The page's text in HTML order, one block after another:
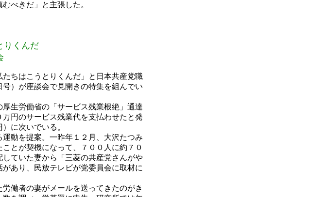
べきだ」と主張した。
りくんだ
ちはこうとりくんだ」と日本共産党職
）が座談会で見開きの特集を組んでい
生労働省の「サービス残業根絶」通達
円のサービス残業代を支払わせたと発
に次いでいる。
動を提案。一昨年１２月、大沢たつみ
とが契機になって、７００人に約７０
ていた妻から「三菱の共産党さんがや
あり、民放テレビが党委員会に取材に
働者の妻がメールを送ってきたのがき